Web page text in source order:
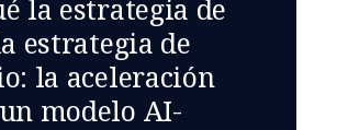
la estrategia de
estrategia de
la aceleración
modelo AI-